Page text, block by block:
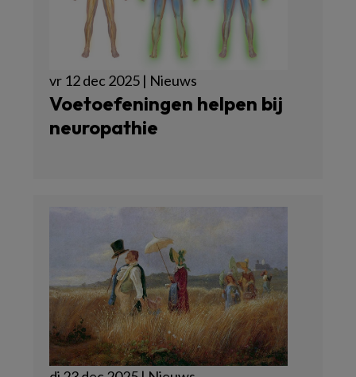
vr 12 dec 2025 | Nieuws
Voetoefeningen helpen bij
neuropathie